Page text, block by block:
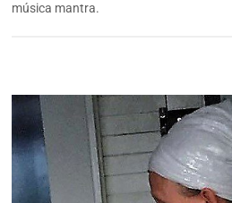
música mantra.